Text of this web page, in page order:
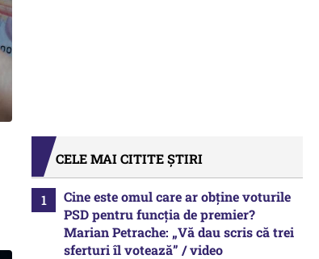
CELE MAI CITITE ȘTIRI
Cine este omul care ar obține voturile
PSD pentru funcția de premier?
Marian Petrache: „Vă dau scris că trei
sferturi îl votează” / video